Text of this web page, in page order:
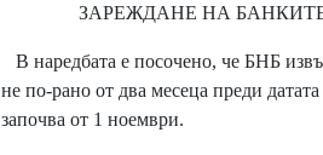
ЗАРЕЖДАНЕ НА
В наредбата е посочено, че БНБ
не по-рано от два месеца преди
започва от 1 ноември.